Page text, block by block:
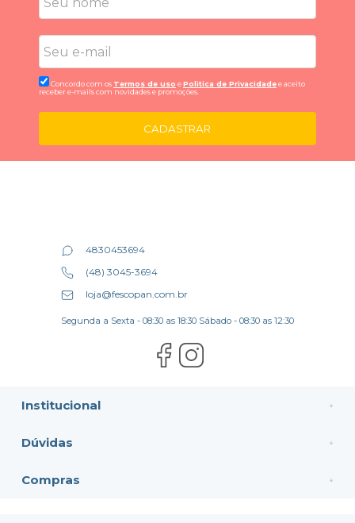
Concordo com os Termos de uso ePolitica de Privacidadee aceito
receber e-mails com novidades e promoções.
CADASTRAR
Institucional
Dúvidas
Compras
4830453694
(48) 3045-3694
loja@fescopan.com.br
Segunda a Sexta - 08:30 as 18:30 Sábado - 08:30 as 12:30